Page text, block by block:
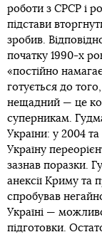
роботи з СРСР і
підстави
зробив.
початку 1990-х
«постійно
готується до
нещадний — це
суперникам.
України: у 2004
Україну
зазнав поразки.
анексії Криму та
спробував
Україні —
підготовки.